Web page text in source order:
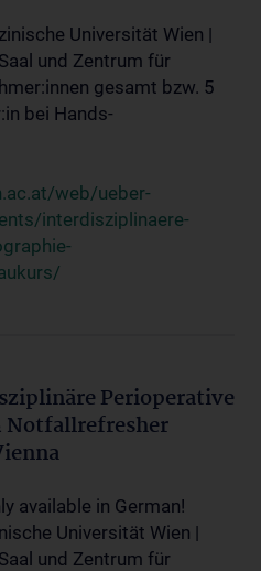
Universität Wien |
und Zentrum für
gesamt bzw. 5
bei Hands-
web/ueber-
interdisziplinaere-
Perioperative
Notfallrefresher
available in German!
Universität Wien |
und Zentrum für